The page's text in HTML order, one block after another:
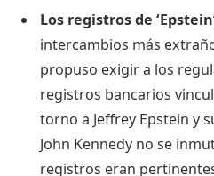
Los registros de
intercambios más
propuso exigir a los
registros bancarios
torno a Jeffrey Epstein y
John Kennedy no se
registros eran